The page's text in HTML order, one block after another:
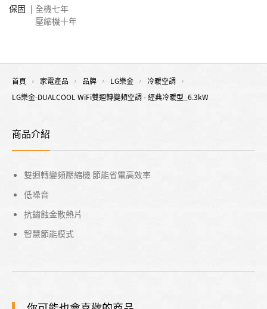
保固
全機七年
壓縮機十年
首頁 家電產品 品牌 LG樂金
冷暖空調
LG樂金-DUALCOOL WiFi雙迴轉變頻空調 - 經典冷暖型_6.3kW
商品介紹
雙迴轉變頻壓縮機 節能省電高效率
低噪音
抗鏽蝕金散熱片
智慧節能模式